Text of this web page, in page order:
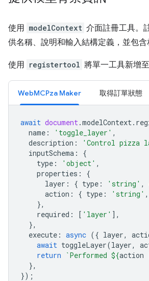
使用 modelContext 介面註冊工具。
供名稱、說明和輸入結構定義，並包含
使用 registertool 將單一工具新增至
WebMCPza Maker 取得訂單狀態
await document.modelContext.
name : 'toggle_layer' ,
description :
'Control pizza
inputSchema :
{
type : 'object' ,
properties :
{
layer : { type : 'string' ,
action : { type : 'string' ,
},
required : [ 'layer' ],
},
execute : async ({ layer,
await toggleLayer(layer,
return
`Performed ${action
},
});